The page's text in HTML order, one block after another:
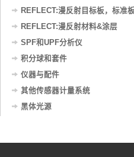
REFLECT:漫反射目标板，标准
REFLECT:漫反射材料&涂层
SPF和UPF分析仪
积分球和套件
仪器与配件
其他传感器计量系统
黑体光源